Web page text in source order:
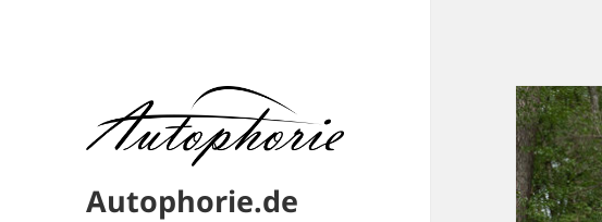
Autophorie.de